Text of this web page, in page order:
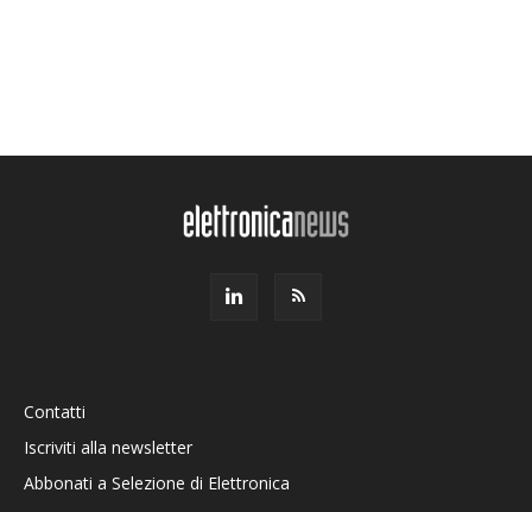
Contatti
Iscriviti alla newsletter
Abbonati a Selezione di Elettronica